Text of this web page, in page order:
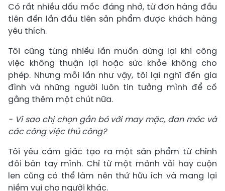
Có rất nhiều dấu mốc đáng nhớ, từ đơn hàng đầu
tiên đến lần đầu tiên sản phẩm được khách hàng
yêu thích.
Tôi cũng từng nhiều lần muốn dừng lại khi công
việc không thuận lợi hoặc sức khỏe không cho
phép. Nhưng mỗi lần như vậy, tôi lại nghĩ đến gia
đình và những người luôn tin tưởng mình để cố
gắng thêm một chút nữa.
- Vì sao chị chọn gắn bó với may mặc, đan móc và
các công việc thủ công?
Tôi yêu cảm giác tạo ra một sản phẩm từ chính
đôi bàn tay mình. Chỉ từ một mảnh vải hay cuộn
len cũng có thể làm nên thứ hữu ích và mang lại
niềm vui cho người khác.